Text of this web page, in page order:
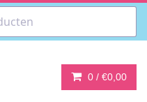
0 / €0,00